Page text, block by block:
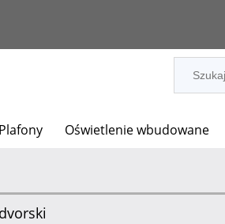
Oświetlenie wbudowane